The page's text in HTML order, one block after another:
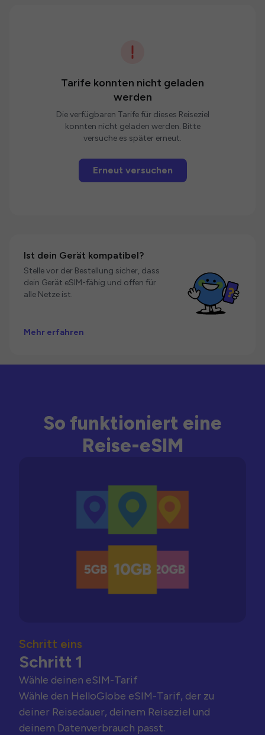
Tarife konnten nicht geladen
werden
Die verfügbaren Tarife für dieses Reiseziel
konnten nicht geladen werden. Bitte
versuche es später erneut.
Erneut versuchen
Ist dein Gerät kompatibel?
Stelle vor der Bestellung sicher, dass
dein Gerät eSIM-fähig und offen für
alle Netze ist.
Mehr erfahren
So funktioniert eine
Reise-eSIM
Schritt eins
Schritt 1
Wähle deinen eSIM-Tarif
Wähle den HelloGlobe eSIM-Tarif, der zu
deiner Reisedauer, deinem Reiseziel und
deinem Datenverbrauch passt.